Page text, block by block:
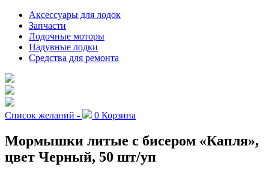
Аксессуары для лодок
Запчасти
Лодочные моторы
Надувные лодки
Средства для ремонта
Список желаний - 0 Корзина
Мормышки литые с бисером «Капля»,
цвет Черный, 50 шт/уп